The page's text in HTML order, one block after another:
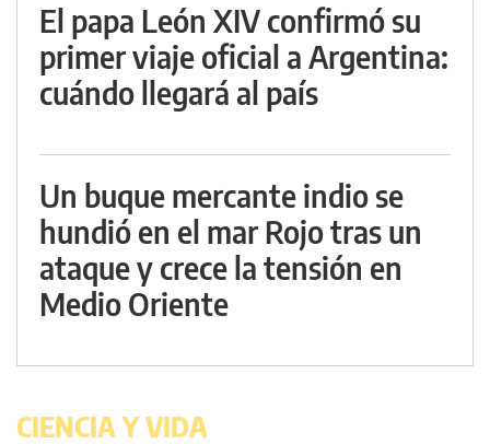
El papa León XIV confirmó su
primer viaje oficial a Argentina:
cuándo llegará al país
Un buque mercante indio se
hundió en el mar Rojo tras un
ataque y crece la tensión en
Medio Oriente
CIENCIA Y VIDA